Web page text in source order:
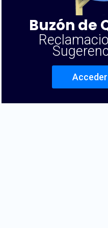
Buzón de
Acceder